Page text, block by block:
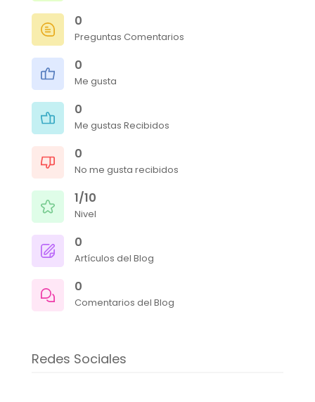
0
Preguntas Comentarios
0
Me gusta
0
Me gustas Recibidos
0
No me gusta recibidos
1/10
Nivel
0
Artículos del Blog
0
Comentarios del Blog
Redes Sociales